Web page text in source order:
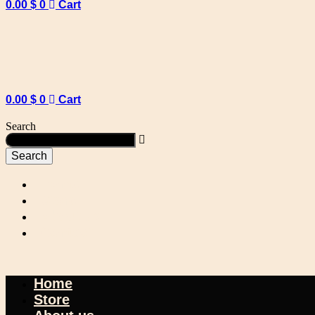
0.00 $ 0 Cart
0.00 $ 0 Cart
Search
Search
Home
Store